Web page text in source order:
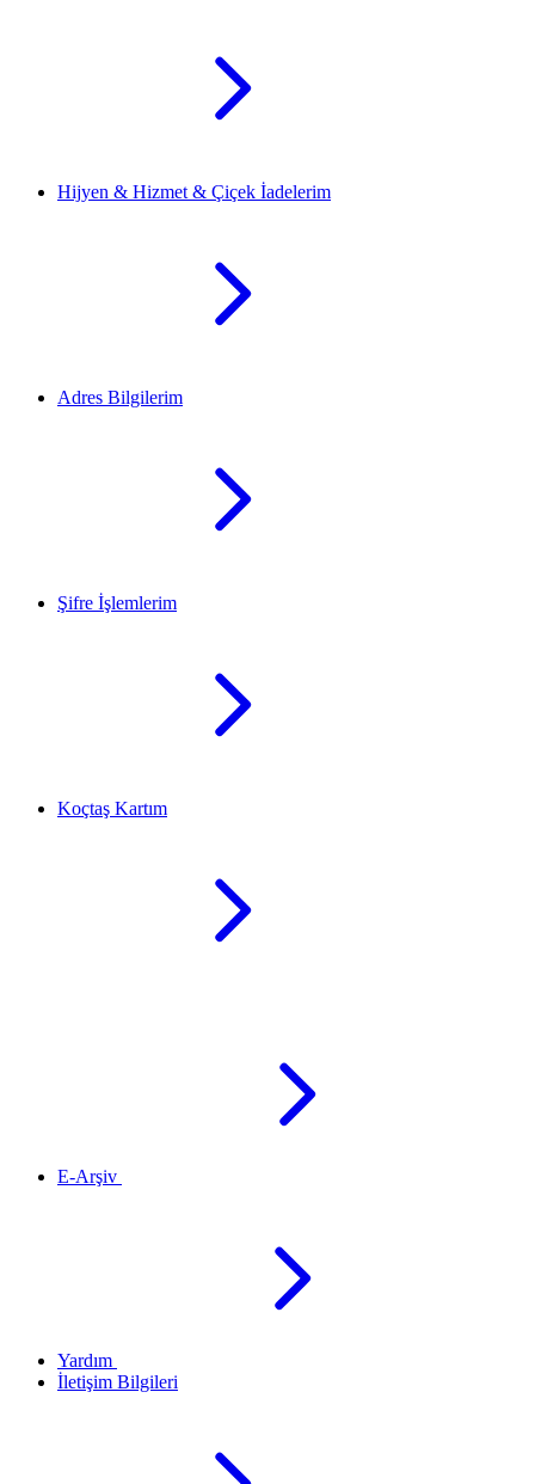
Hijyen & Hizmet & Çiçek İadelerim
Adres Bilgilerim
Şifre İşlemlerim
Koçtaş Kartım
E-Arşiv
Yardım
İletişim Bilgileri